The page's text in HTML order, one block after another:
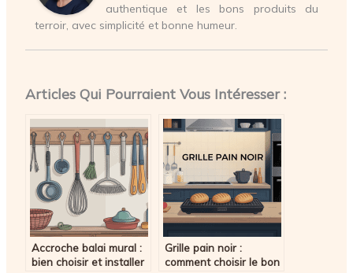
authentique et les bons produits du
terroir, avec simplicité et bonne humeur.
Articles Qui Pourraient Vous Intéresser :
Accroche balai mural :
bien choisir et installer
Grille pain noir :
comment choisir le bon